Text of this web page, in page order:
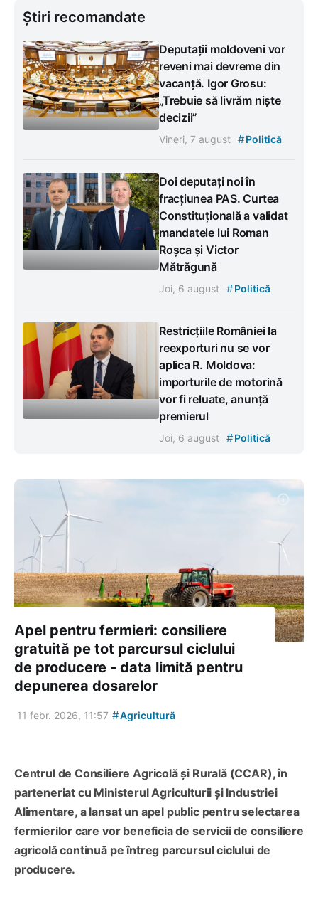
Știri recomandate
Deputații moldoveni vor
reveni mai devreme din
vacanță. Igor Grosu:
„Trebuie să livrăm niște
decizii”
Vineri, 7 august #Politică
Doi deputați noi în
fracțiunea PAS. Curtea
Constituțională a validat
mandatele lui Roman
Roșca și Victor
Mătrăgună
Joi, 6 august #Politică
Restricțiile României la
reexporturi nu se vor
aplica R. Moldova:
importurile de motorină
vor fi reluate, anunță
premierul
Joi, 6 august #Politică
Apel pentru fermieri: consiliere
gratuită pe tot parcursul ciclului
de producere - data limită pentru
depunerea dosarelor
11 febr. 2026, 11:57 #Agricultură
Centrul de Consiliere Agricolă și Rurală (CCAR), în
parteneriat cu Ministerul Agriculturii și Industriei
Alimentare, a lansat un apel public pentru selectarea
fermierilor care vor beneficia de servicii de consiliere
agricolă continuă pe întreg parcursul ciclului de
producere.